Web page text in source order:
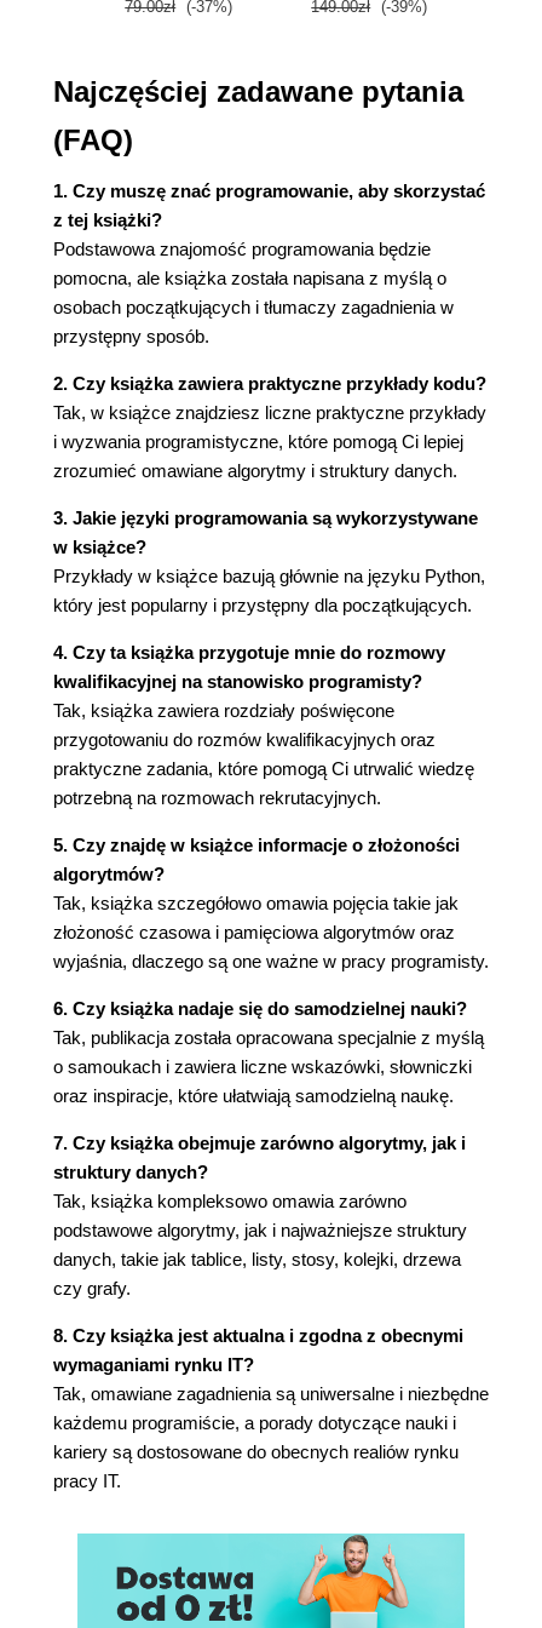
Wyzwanie
Sortowanie bąbelkowe
Kiedy używać sortowania bąbelkowego
Sortowanie przez wstawianie
Kiedy używać sortowania przez wstawianie
Sortowanie przez scalanie
Kiedy używać sortowania przez scalanie
Algorytmy sortowania w Pythonie
Wyzwanie
Rozdział 5. Algorytmy operujące na łańcuchach
Wykrywanie anagramów
Ostatnia cyfra
Szyfr Cezara
Słownictwo
Wyzwanie
Rozdział 6. Obliczenia matematyczne
Liczby dwójkowe
Operatory bitowe
FizzBuzz
Największy wspólny czynnik
Algorytm Euklidesa
Słownictwo
Wyzwanie
Rozdział 7. Inspiracje dla samouków: Margaret
Hamilton
Część II. Struktury danych
Rozdział 8. Czym są struktury danych
Słownictwo
Rozdział 9. Tablice
Wydajność operacji na tablicach
Tworzenie tablic
Przesuwanie zer
Łączenie dwóch list
Znajdowanie części wspólnej dwóch list
Słownictwo
Wyzwanie
Rozdział 10. Listy połączone
Wydajność działania list połączonych
Tworzenie list połączonych
Usuwanie wierzchołka z listy
Znajdowanie cyklu w liście połączonej
Słownictwo
79.00zł (-37%) 149.00zł (-39%)
Najczęściej zadawane pytania
(FAQ)
1. Czy muszę znać programowanie, aby skorzystać
z tej książki?
Podstawowa znajomość programowania będzie
pomocna, ale książka została napisana z myślą o
osobach początkujących i tłumaczy zagadnienia w
przystępny sposób.
2. Czy książka zawiera praktyczne przykłady kodu?
Tak, w książce znajdziesz liczne praktyczne przykłady
i wyzwania programistyczne, które pomogą Ci lepiej
zrozumieć omawiane algorytmy i struktury danych.
3. Jakie języki programowania są wykorzystywane
w książce?
Przykłady w książce bazują głównie na języku Python,
który jest popularny i przystępny dla początkujących.
4. Czy ta książka przygotuje mnie do rozmowy
kwalifikacyjnej na stanowisko programisty?
Tak, książka zawiera rozdziały poświęcone
przygotowaniu do rozmów kwalifikacyjnych oraz
praktyczne zadania, które pomogą Ci utrwalić wiedzę
potrzebną na rozmowach rekrutacyjnych.
5. Czy znajdę w książce informacje o złożoności
algorytmów?
Tak, książka szczegółowo omawia pojęcia takie jak
złożoność czasowa i pamięciowa algorytmów oraz
wyjaśnia, dlaczego są one ważne w pracy programisty.
6. Czy książka nadaje się do samodzielnej nauki?
Tak, publikacja została opracowana specjalnie z myślą
o samoukach i zawiera liczne wskazówki, słowniczki
oraz inspiracje, które ułatwiają samodzielną naukę.
7. Czy książka obejmuje zarówno algorytmy, jak i
struktury danych?
Tak, książka kompleksowo omawia zarówno
podstawowe algorytmy, jak i najważniejsze struktury
danych, takie jak tablice, listy, stosy, kolejki, drzewa
czy grafy.
8. Czy książka jest aktualna i zgodna z obecnymi
wymaganiami rynku IT?
Tak, omawiane zagadnienia są uniwersalne i niezbędne
każdemu programiście, a porady dotyczące nauki i
kariery są dostosowane do obecnych realiów rynku
pracy IT.